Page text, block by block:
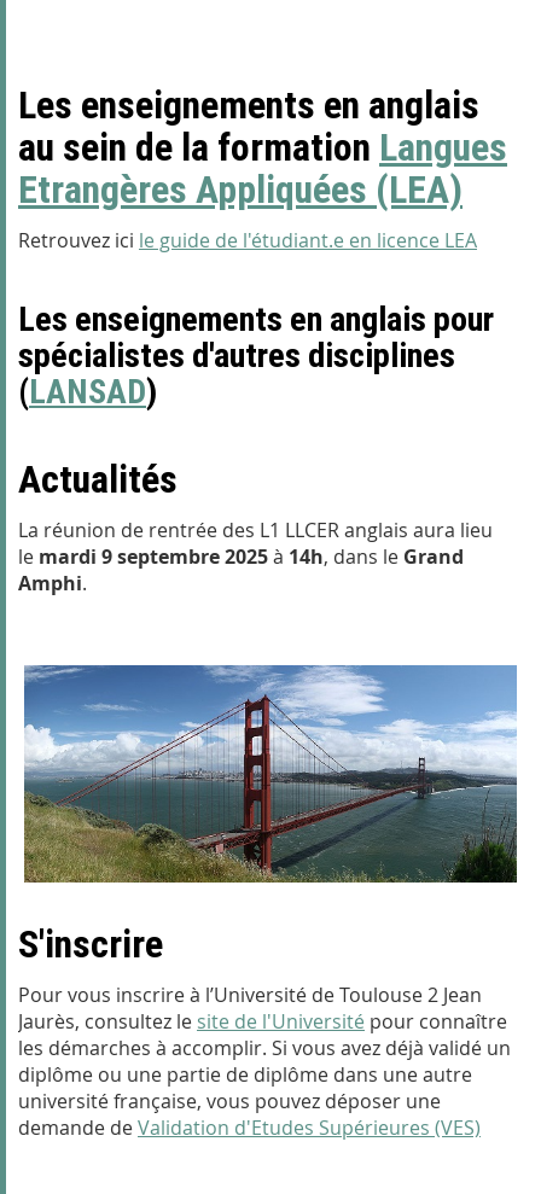
Les enseignements en anglais
au sein de la formation Langues
Etrangères Appliquées (LEA)
Retrouvez ici le guide de l'étudiant.e en licence LEA
Les enseignements en anglais pour
spécialistes d'autres disciplines
(LANSAD)
Actualités
La réunion de rentrée des L1 LLCER anglais aura lieu
le mardi 9 septembre 2025à 14h, dans le Grand
Amphi.
S'inscrire
Pour vous inscrire à l’Université de Toulouse 2 Jean
Jaurès, consultez le site de l'Université pour connaître
les démarches à accomplir. Si vous avez déjà validé un
diplôme ou une partie de diplôme dans une autre
université française, vous pouvez déposer une
demande deValidation d'Etudes Supérieures (VES)